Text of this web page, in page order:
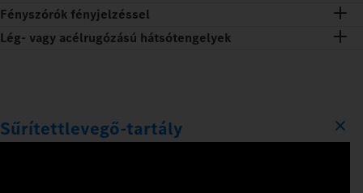
Fényszórók fényjelzéssel
Lég- vagy acélrugózású hátsótengelyek
Sűrítettlevegő-tartály